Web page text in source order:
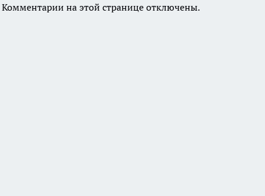
Комментарии на этой странице отключены.